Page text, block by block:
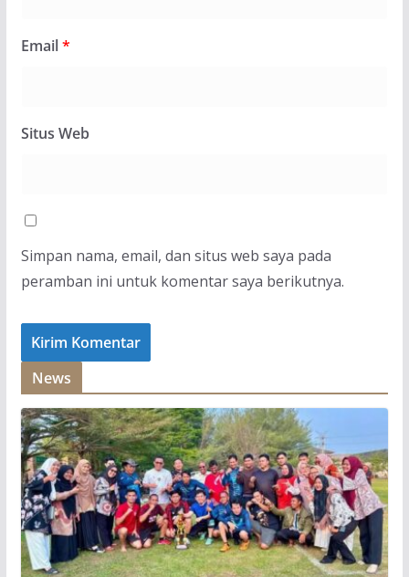
Email*
Situs Web
Simpan nama, email, dan situs web saya pada
peramban ini untuk komentar saya berikutnya.
News